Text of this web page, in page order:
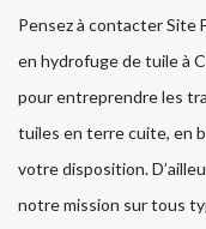
Pensez à contacter Site
en hydrofuge de tuile à
pour entreprendre les
tuiles en terre cuite, en
votre disposition.
notre mission sur tous